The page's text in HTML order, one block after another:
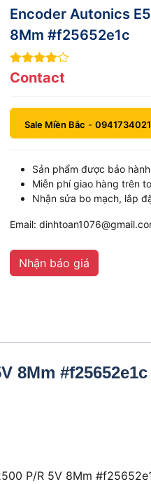
Encoder Autonics
8Mm #f25652e1c
4out of
5
Contact
Sale Miền Bắc - 0941734021
Sản phẩm được bảo
Miễn phí giao hàng trên
Nhận sửa bo mạch, lắp
Email:
Nhận báo giá
8Mm #f25652e1c
P/R 5V 8Mm